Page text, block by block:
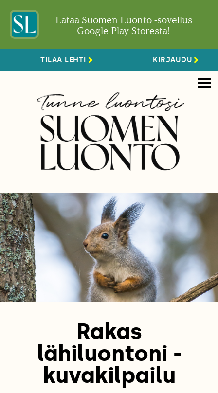
Lataa Suomen Luonto -sovellus
Google Play Storesta!
TILAA LEHTI KIRJAUDU
Rakas
lähiluontoni -
kuvakilpailu